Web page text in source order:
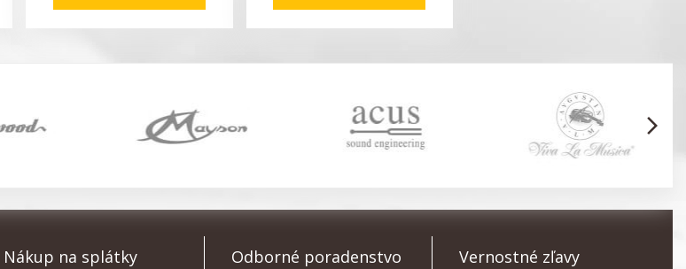
arrow_forward_ios
Nákup na splátky Odborné poradenstvo Vernostné zľavy